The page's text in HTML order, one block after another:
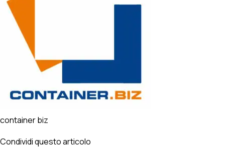
container biz
Condividi questo articolo